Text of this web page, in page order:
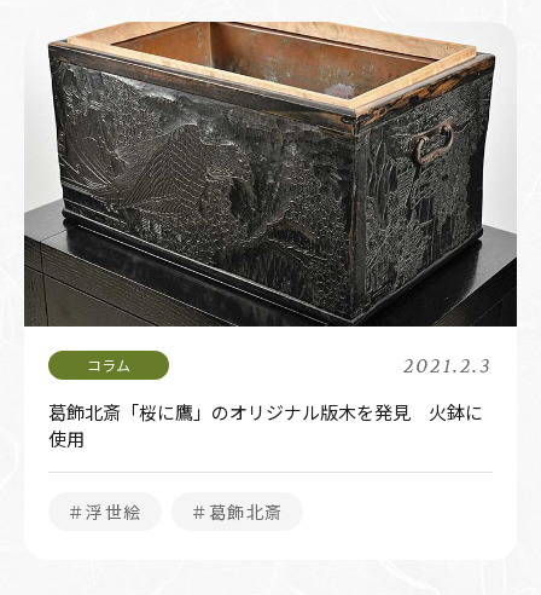
2021.2.3
葛飾北斎「桜に鷹」のオリジナル版木を発見 火鉢に
使用
＃浮世絵 ＃葛飾北斎